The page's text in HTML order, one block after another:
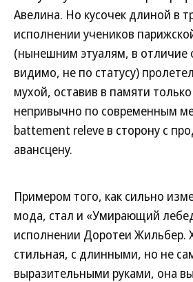
Авелина. Но кусочек длиной в
исполнении учеников
(нынешним этуалям, в отличие
видимо, не по статусу)
мухой, оставив в памяти
непривычно по современным
battement releve в сторону с
авансцену.
Примером того, как сильно
мода, стал и «Умирающий
исполнении Доротеи Жильбер.
стильная, с длинными, но не
выразительными руками, она